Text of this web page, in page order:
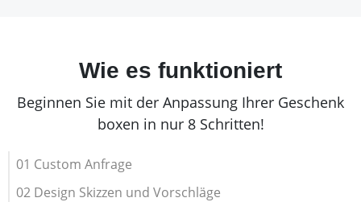
Wie es funktioniert
Beginnen Sie mit der Anpassung Ihrer Geschenk
boxen in nur 8 Schritten!
01 Custom Anfrage
02 Design Skizzen und Vorschläge